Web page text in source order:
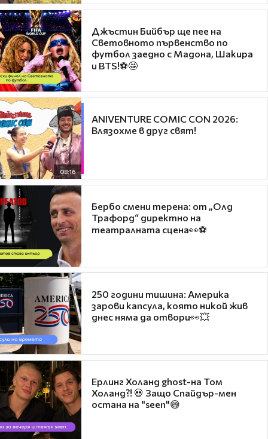
Джъстин Бийбър ще пее на
Световното първенство по
футбол заедно с Мадона, Шакира
и BTS!⚽🤩
08:16
ANIVENTURE COMIC CON 2026:
Влязохме в друг свят!
Бербо смени терена: от „Олд
Трафорд“ директно на
театралната сцена👀⚽
250 години тишина: Америка
зарови капсула, която никой жив
днес няма да отвори👀💥
Ерлинг Холанд ghost-на Том
Холанд?! 💀 Защо Спайдър-мен
остана на "seen"😅